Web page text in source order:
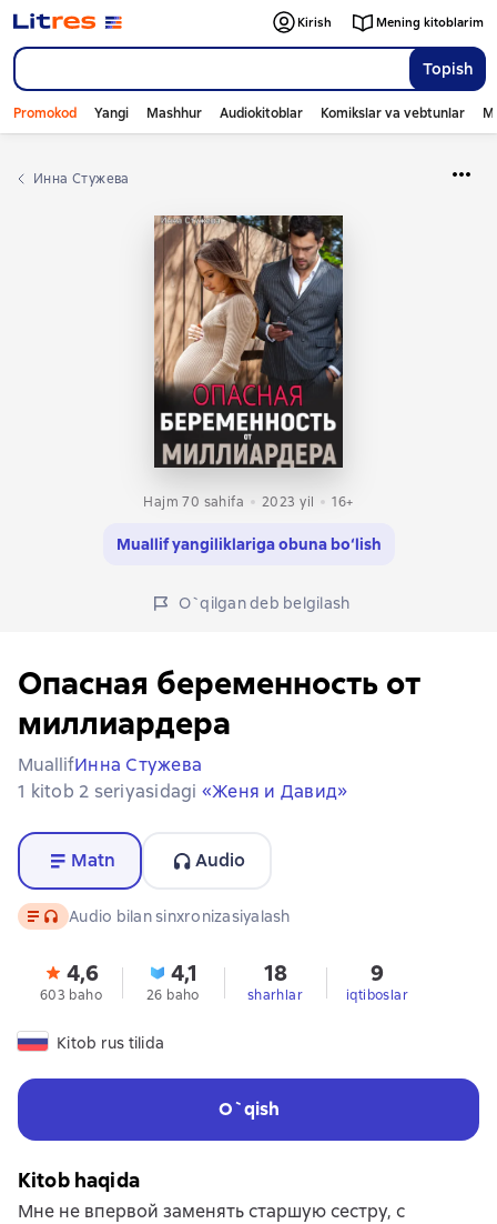
Topish
Kirish Mening kitoblarim
Promokod Yangi Mashhur Audiokitoblar Komikslar va vebtunlar
Инна Стужева
Hajm 70 sahifa 2023 yil 16+
Muallif yangiliklariga obuna bo‘lish
O`qilgan deb belgilash
Опасная беременность от
миллиардера
MuallifИнна Стужева
1 kitob 2 seriyasidagi «Женя и Давид»
Matn Audio
Matn, audio format mavjud
Audio bilan sinxronizasiyalash
4,6
603 baho
4,1
26 baho
18
sharhlar
9
iqtiboslar
Kitob rus tilida
O`qish
Kitob haqida
Мне не впервой заменять старшую сестру, с